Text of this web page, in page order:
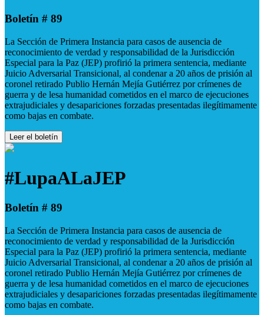
Boletín # 89
La Sección de Primera Instancia para casos de ausencia de
reconocimiento de verdad y responsabilidad de la Jurisdicción
Especial para la Paz (JEP) profirió la primera sentencia, mediante
Juicio Adversarial Transicional, al condenar a 20 años de prisión al
coronel retirado Publio Hernán Mejía Gutiérrez por crímenes de
guerra y de lesa humanidad cometidos en el marco de ejecuciones
extrajudiciales y desapariciones forzadas presentadas ilegítimamente
como bajas en combate.
Leer el boletín
#LupaALaJEP
Boletín # 89
La Sección de Primera Instancia para casos de ausencia de
reconocimiento de verdad y responsabilidad de la Jurisdicción
Especial para la Paz (JEP) profirió la primera sentencia, mediante
Juicio Adversarial Transicional, al condenar a 20 años de prisión al
coronel retirado Publio Hernán Mejía Gutiérrez por crímenes de
guerra y de lesa humanidad cometidos en el marco de ejecuciones
extrajudiciales y desapariciones forzadas presentadas ilegítimamente
como bajas en combate.